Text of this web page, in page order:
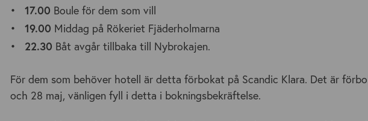
17.00 Boule för dem som vill
19.00 Middag på Rökeriet Fjäderholmarna
22.30 Båt avgår tillbaka till Nybrokajen.
För dem som behöver hotell är detta förbokat på Scandic Klara. Det är
och 28 maj, vänligen fyll i detta i bokningsbekräftelse.